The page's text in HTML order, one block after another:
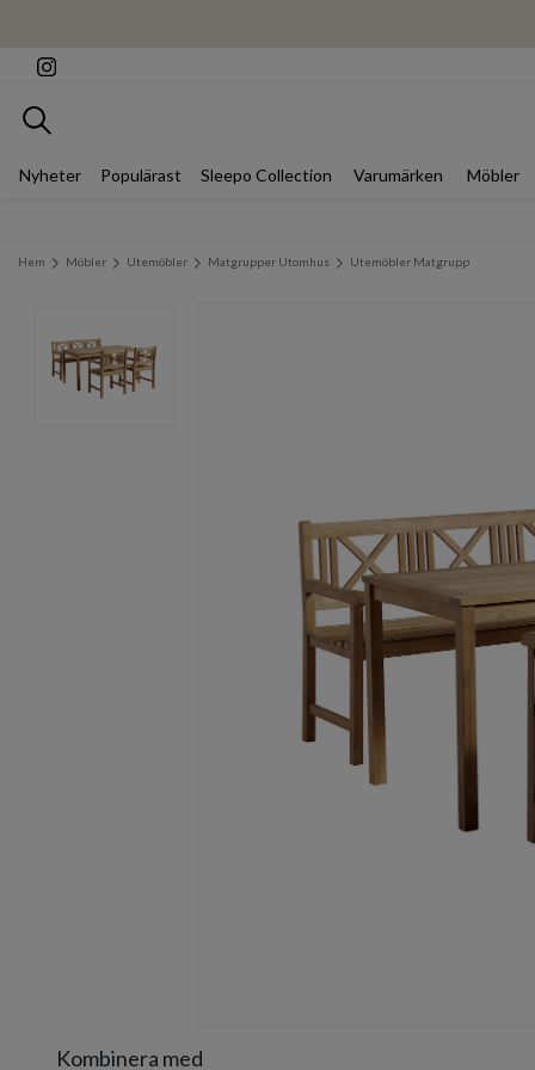
Sök
Nyheter Populärast Sleepo Collection Varumärken Möbler
Hem Möbler Utemöbler Matgrupper Utomhus Utemöbler Matgrupp
1
Kombinera med